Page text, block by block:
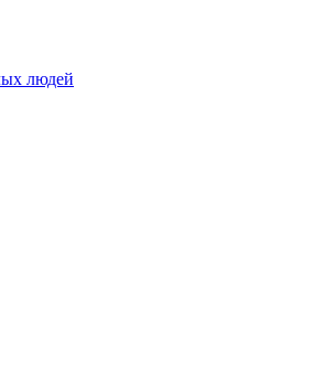
людей